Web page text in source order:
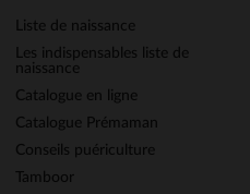
Liste de naissance
Les indispensables liste de
naissance
Catalogue en ligne
Catalogue Prémaman
Conseils puériculture
Tamboor